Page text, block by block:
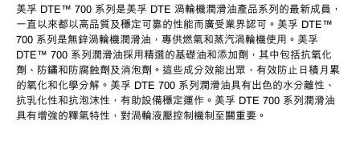
美孚 DTE™ 700 系列是美孚 DTE 渦輪機潤滑油產品系列的最新成員，
一直以來都以高品質及穩定可靠的性能而廣受業界認可。美孚 DTE™
700 系列是無鋅渦輪機潤滑油，專供燃氣和蒸汽渦輪機使用。美孚
DTE™ 700 系列潤滑油採用精選的基礎油和添加劑，其中包括抗氧化
劑、防鏽和防腐蝕劑及消泡劑。這些成分效能出眾，有效防止日積月累
的氧化和化學分解。美孚 DTE 700 系列潤滑油具有出色的水分離性、
抗乳化性和抗泡沫性，有助設備穩定運作。美孚 DTE 700 系列潤滑油
具有增強的釋氣特性，對渦輪液壓控制機制至關重要。